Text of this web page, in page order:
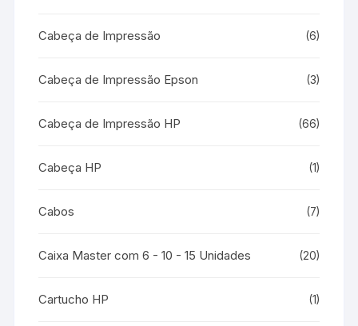
Cabeça de Impressão (6)
Cabeça de Impressão Epson (3)
Cabeça de Impressão HP (66)
Cabeça HP (1)
Cabos (7)
Caixa Master com 6 - 10 - 15 Unidades (20)
Cartucho HP (1)